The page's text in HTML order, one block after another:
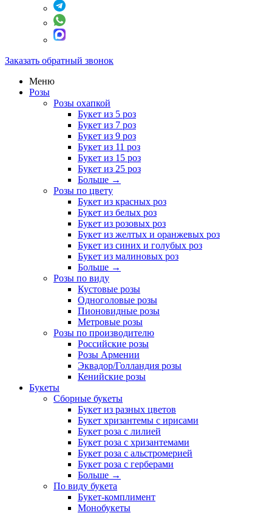
Заказать обратный звонок
Меню
Розы
Розы охапкой
Букет из 5 роз
Букет из 7 роз
Букет из 9 роз
Букет из 11 роз
Букет из 15 роз
Букет из 25 роз
Больше →
Розы по цвету
Букет из красных роз
Букет из белых роз
Букет из розовых роз
Букет из желтых и оранжевых роз
Букет из синих и голубых роз
Букет из малиновых роз
Больше →
Розы по виду
Кустовые розы
Одноголовые розы
Пионовидные розы
Метровые розы
Розы по производителю
Российские розы
Розы Армении
Эквадор/Голландия розы
Кенийские розы
Букеты
Сборные букеты
Букет из разных цветов
Букет хризантемы с ирисами
Букет роза с лилией
Букет роза с хризантемами
Букет роза с альстромерией
Букет роза с герберами
Больше →
По виду букета
Букет-комплимент
Монобукеты